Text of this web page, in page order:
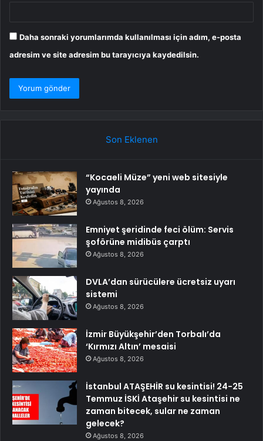
Daha sonraki yorumlarımda kullanılması için adım, e-posta
adresim ve site adresim bu tarayıcıya kaydedilsin.
Son Eklenen
“Kocaeli Müze” yeni web sitesiyle
yayında
Ağustos 8, 2026
Emniyet şeridinde feci ölüm: Servis
şoförüne midibüs çarptı
Ağustos 8, 2026
DVLA’dan sürücülere ücretsiz uyarı
sistemi
Ağustos 8, 2026
İzmir Büyükşehir’den Torbalı’da
‘Kırmızı Altın’ mesaisi
Ağustos 8, 2026
İstanbul ATAŞEHİR su kesintisi! 24-25
Temmuz İSKİ Ataşehir su kesintisi ne
zaman bitecek, sular ne zaman
gelecek?
Ağustos 8, 2026